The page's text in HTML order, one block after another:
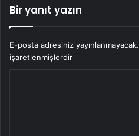
Bir yanıt yazın
E-posta adresiniz yayınlanmayacak.
işaretlenmişlerdir